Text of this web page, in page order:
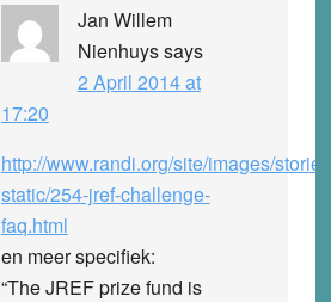
Jan Willem
Nienhuyssays
2 April 2014 at
17:20
http://www.randi.org/site/images/
static/254-jref-challenge-
faq.html
en meer specifiek:
“The JREF prize fund is